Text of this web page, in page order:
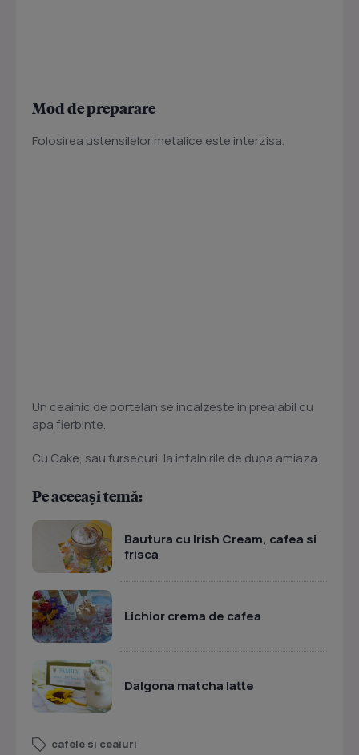
Mod de preparare
Folosirea ustensilelor metalice este interzisa.
Un ceainic de portelan se incalzeste in prealabil cu
apa fierbinte.
Cu Cake, sau fursecuri, la intalnirile de dupa amiaza.
Pe aceeași temă:
Bautura cu Irish Cream, cafea si
frisca
Lichior crema de cafea
Dalgona matcha latte
cafele si ceaiuri